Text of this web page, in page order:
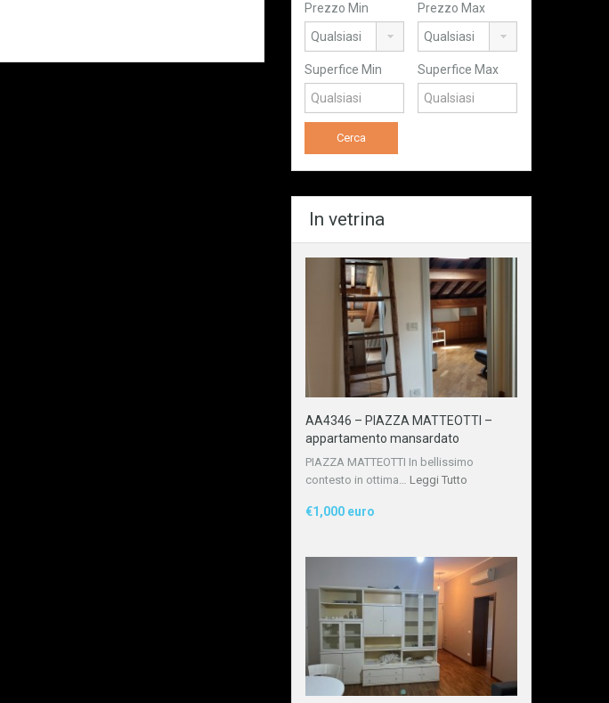
Prezzo Min Prezzo Max
Superfice Min Superfice Max
In vetrina
AA4346 – PIAZZA MATTEOTTI –
appartamento mansardato
PIAZZA MATTEOTTI In bellissimo
contesto in ottima… Leggi Tutto
€1,000 euro